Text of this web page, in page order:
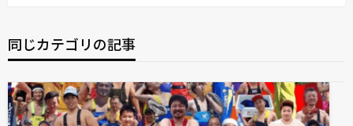
ー
ョ
ン
同じカテゴリの記事